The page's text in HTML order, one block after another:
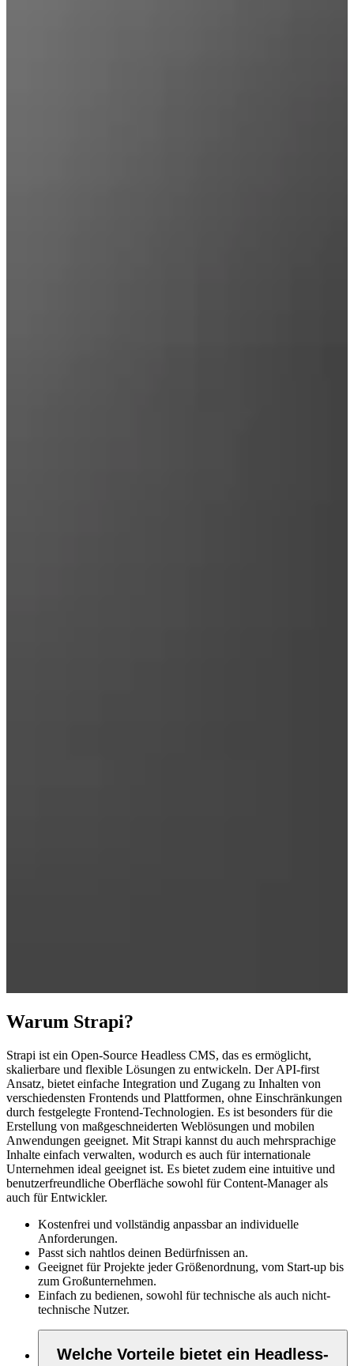
Warum Strapi?
Strapi ist ein Open-Source Headless CMS, das es ermöglicht,
skalierbare und flexible Lösungen zu entwickeln. Der API-first
Ansatz, bietet einfache Integration und Zugang zu Inhalten von
verschiedensten Frontends und Plattformen, ohne Einschränkungen
durch festgelegte Frontend-Technologien. Es ist besonders für die
Erstellung von maßgeschneiderten Weblösungen und mobilen
Anwendungen geeignet. Mit Strapi kannst du auch mehrsprachige
Inhalte einfach verwalten, wodurch es auch für internationale
Unternehmen ideal geeignet ist. Es bietet zudem eine intuitive und
benutzerfreundliche Oberfläche sowohl für Content-Manager als
auch für Entwickler.
Kostenfrei und vollständig anpassbar an individuelle
Anforderungen.
Passt sich nahtlos deinen Bedürfnissen an.
Geeignet für Projekte jeder Größenordnung, vom Start-up bis
zum Großunternehmen.
Einfach zu bedienen, sowohl für technische als auch nicht-
technische Nutzer.
Welche Vorteile bietet ein Headless-